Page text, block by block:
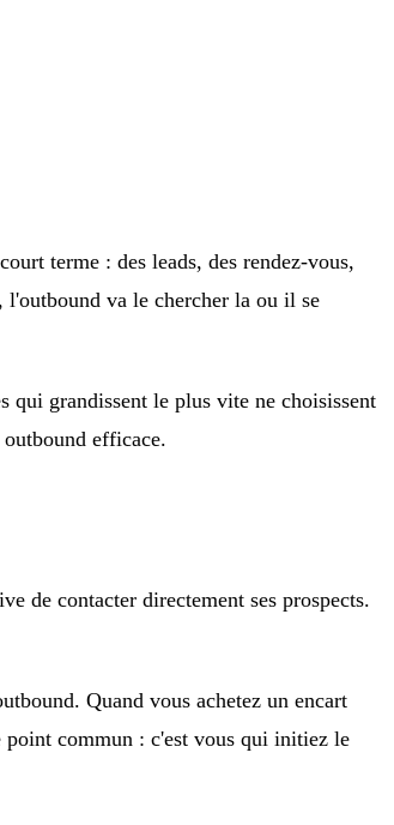
terme : des leads, des rendez-vous,
va le chercher la ou il se
qui grandissent le plus vite ne choisissent
efficace.
de contacter directement ses prospects.
Quand vous achetez un encart
point commun : c'est vous qui initiez le